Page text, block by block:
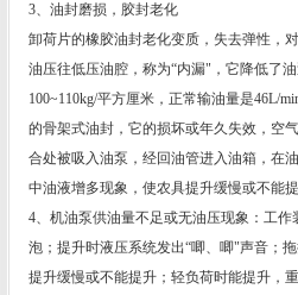
3、油封磨损，胶封老化
卸荷片的橡胶油封老化变质，失去弹性，
油压往低压油腔，称为“内漏"，它降低了
100~110kg/平方厘米，正常输油量是46L/
的骨架式油封，它的损坏或年久失效，空
合处被吸入油泵，经回油管进入油箱，在
中油液增多现象，使农具提升缓慢或不能
4、机油泵供油量不足或无油压现象：工
泡；提升时液压系统发出“唧、唧"声音；
提升缓慢或不能提升；轻负荷时能提升，